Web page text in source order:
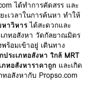
ได้ทำการคัดสรร และ
ะเวลาในการค้นหา ทำให้
าวิหารได้สะดวกและ
เภทอสังหา วัดกัลยาณมิตร
ร้อมเข้าอยู่ เดินทาง
ประเภทอสังหา ใกล้ MRT
ทอสังหาราคาถูก และเกิด
อสังหากับ Propso.com